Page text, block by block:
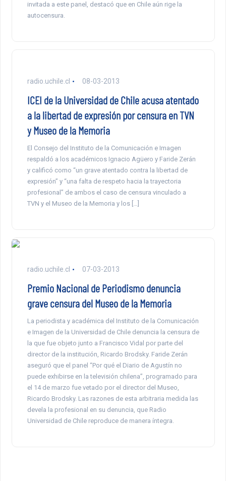
invitada a este panel, destacó que en Chile aún rige la
autocensura.
radio.uchile.cl 08-03-2013
ICEI de la Universidad de Chile acusa atentado
a la libertad de expresión por censura en TVN
y Museo de la Memoria
El Consejo del Instituto de la Comunicación e Imagen
respaldó a los académicos Ignacio Agüero y Faride Zerán
y calificó como “un grave atentado contra la libertad de
expresión” y “una falta de respeto hacia la trayectoria
profesional” de ambos el caso de censura vinculado a
TVN y el Museo de la Memoria y los […]
radio.uchile.cl 07-03-2013
Premio Nacional de Periodismo denuncia
grave censura del Museo de la Memoria
La periodista y académica del Instituto de la Comunicación
e Imagen de la Universidad de Chile denuncia la censura de
la que fue objeto junto a Francisco Vidal por parte del
director de la institución, Ricardo Brodsky. Faride Zerán
aseguró que el panel “Por qué el Diario de Agustín no
puede exhibirse en la televisión chilena”, programado para
el 14 de marzo fue vetado por el director del Museo,
Ricardo Brodsky. Las razones de esta arbitraria medida las
devela la profesional en su denuncia, que Radio
Universidad de Chile reproduce de manera íntegra.